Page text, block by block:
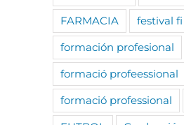
FARMACIA
festival
formación profesional
formació profeessional
formació professional